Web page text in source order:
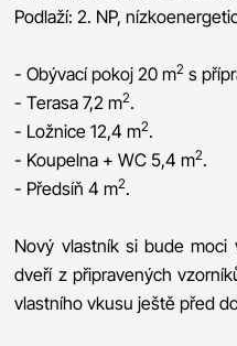
Podlaží: 2. NP,
- Obývací pokoj 20 m2 s
- Terasa 7,2 m2.
- Ložnice 12,4 m2.
- Koupelna + WC 5,4 m2.
- Předsíň 4 m2.
Nový vlastník si bude moci
dveří z připravených
vlastního vkusu ještě před